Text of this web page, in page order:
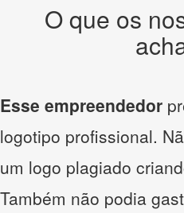
O que os
Esse empreendedor
logotipo profissional.
um logo plagiado
Também não podia